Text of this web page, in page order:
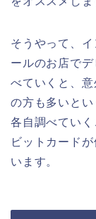
そうやって、
ールのお店で
べていくと、
の方も多いとい
各自調べてい
ビットカード
います。